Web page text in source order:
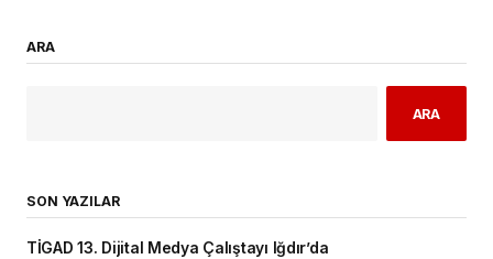
ARA
ARA
SON YAZILAR
TİGAD 13. Dijital Medya Çalıştayı Iğdır’da